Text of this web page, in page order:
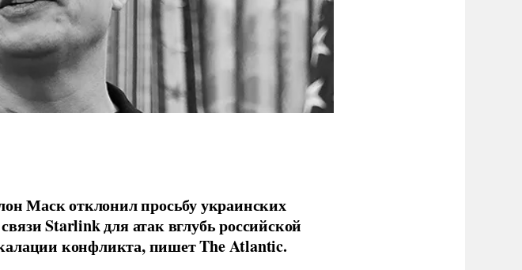
Маск отклонил просьбу украинских
Starlink для атак вглубь российской
конфликта, пишет The Atlantic.